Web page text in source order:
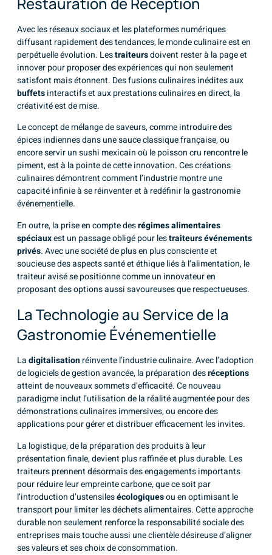
Avec les réseaux sociaux et les plateformes numériques
diffusant rapidement des tendances, le monde culinaire est en
perpétuelle évolution. Lestraiteursdoivent rester à la page et
innover pour proposer des expériences qui non seulement
satisfont mais étonnent. Des fusions culinaires inédites aux
buffetsinteractifs et aux prestations culinaires en direct, la
créativité est de mise.
Le concept de mélange de saveurs, comme introduire des
épices indiennes dans une sauce classique française, ou
encore servir un sushi mexicain où le poisson cru rencontre le
piment, est à la pointe de cette innovation. Ces créations
culinaires démontrent comment l’industrie montre une
capacité infinie à se réinventer et à redéfinir la gastronomie
événementielle.
En outre, la prise en compte desrégimes alimentaires
spéciauxest un passage obligé pour lestraiteurs événements
privés. Avec une société de plus en plus consciente et
soucieuse des aspects santé et éthique liés à l’alimentation, le
traiteur avisé se positionne comme un innovateur en
proposant des options aussi savoureuses que respectueuses.
La Technologie au Service de la
Gastronomie Événementielle
Ladigitalisationréinvente l’industrie culinaire. Avec l’adoption
de logiciels de gestion avancée, la préparation desréceptions
atteint de nouveaux sommets d’efficacité. Ce nouveau
paradigme inclut l’utilisation de la réalité augmentée pour des
démonstrations culinaires immersives, ou encore des
applications pour gérer et distribuer efficacement les invites.
La logistique, de la préparation des produits à leur
présentation finale, devient plus raffinée et plus durable. Les
traiteurs prennent désormais des engagements importants
pour réduire leur empreinte carbone, que ce soit par
l’introduction d’ustensilesécologiquesou en optimisant le
transport pour limiter les déchets alimentaires. Cette approche
durable non seulement renforce la responsabilité sociale des
entreprises mais touche aussi une clientèle désireuse d’aligner
ses valeurs et ses choix de consommation.